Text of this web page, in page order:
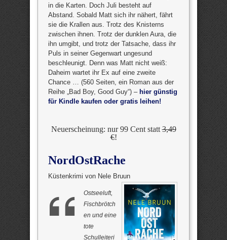
in die Karten. Doch Juli besteht auf
Abstand. Sobald Matt sich ihr nähert, fährt
sie die Krallen aus. Trotz des Knisterns
zwischen ihnen. Trotz der dunklen Aura, die
ihn umgibt, und trotz der Tatsache, dass ihr
Puls in seiner Gegenwart ungesund
beschleunigt. Denn was Matt nicht weiß:
Daheim wartet ihr Ex auf eine zweite
Chance … (560 Seiten, ein Roman aus der
Reihe „Bad Boy, Good Guy“) – hier günstig
für Kindle kaufen oder gratis leihen!
Neuerscheinung: nur 99 Cent statt3,49
€!
NordOstRache
Küstenkrimi von Nele Bruun
Ostseeluft,
Fischbrötch
en und eine
tote
Schulleiteri